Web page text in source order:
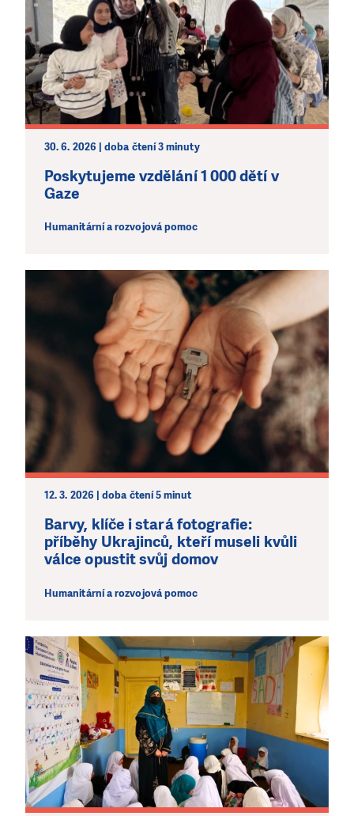
30. 6. 2026 | doba čtení 3 minuty
Poskytujeme vzdělání 1 000 dětí v
Gaze
Humanitární a rozvojová pomoc
12. 3. 2026 | doba čtení 5 minut
Barvy, klíče i stará fotografie:
příběhy Ukrajinců, kteří museli kvůli
válce opustit svůj domov
Humanitární a rozvojová pomoc